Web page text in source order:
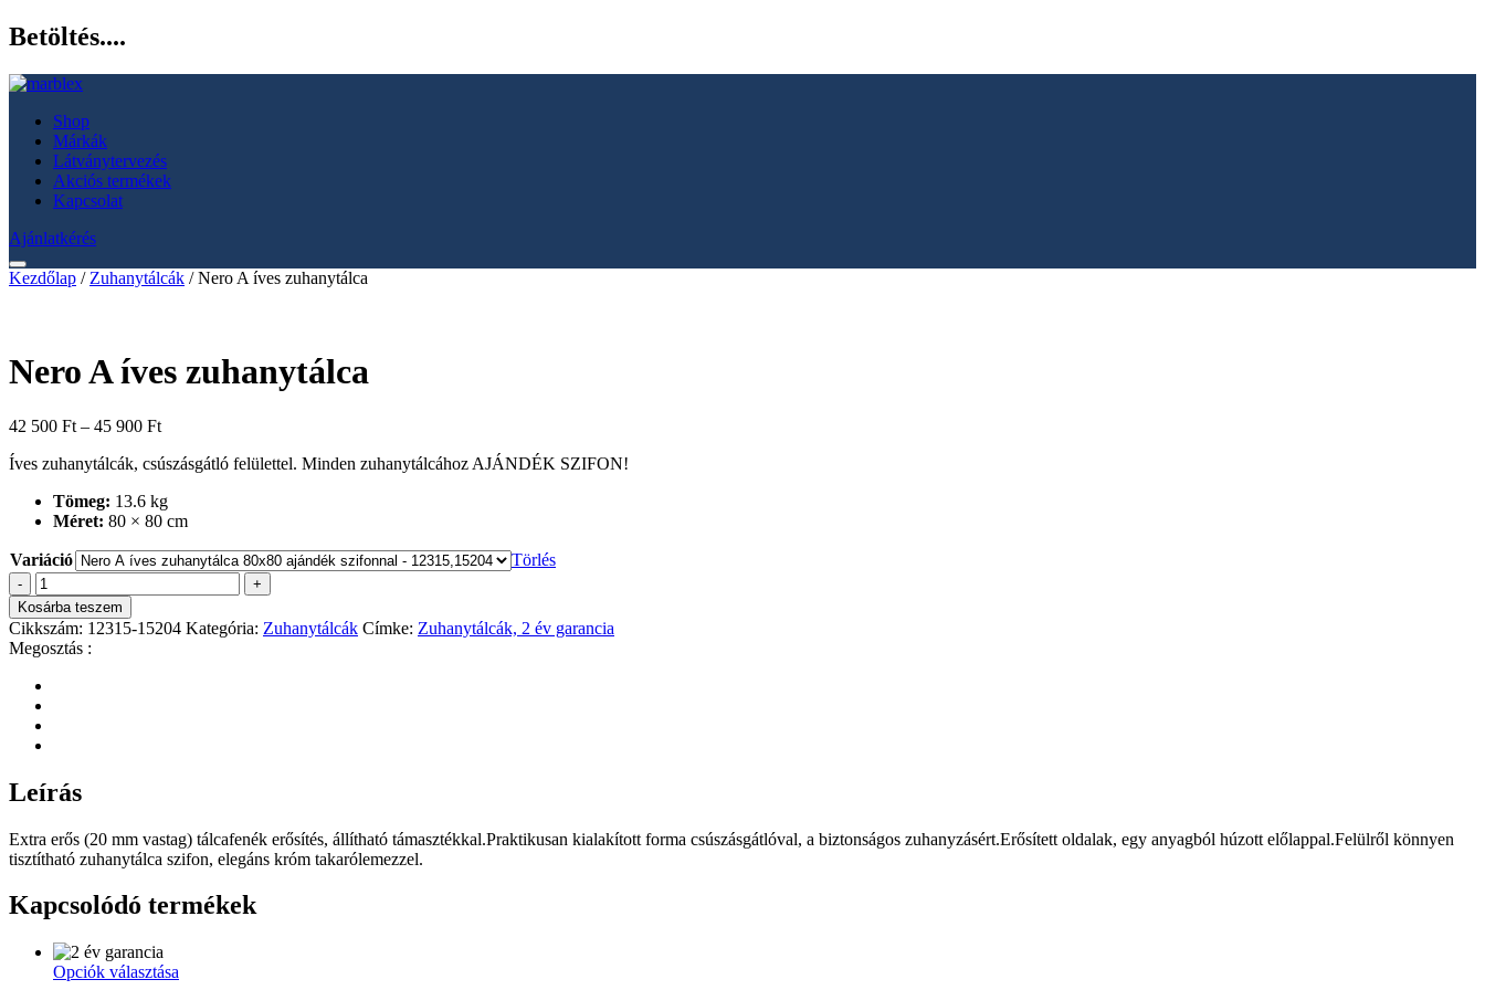
Betöltés....
Shop
Márkák
Látványtervezés
Akciós termékek
Kapcsolat
Ajánlatkérés
Kezdőlap / Zuhanytálcák / Nero A íves zuhanytálca
Nero A íves zuhanytálca
42 500 Ft – 45 900 FtÁrtartomány:
500 Ft
45
900 Ft
Íves zuhanytálcák, csúszásgátló felülettel. Minden zuhanytálcához AJÁNDÉK SZIFON!
Tömeg: 13.6 kg
Méret: 80 × 80 cm
Variáció Törlés
-
Nero
A
íves
zuhanytálca
mennyiség
+
Kosárba teszem
Cikkszám: 12315-15204 Kategória: Zuhanytálcák Címke: Zuhanytálcák, 2 év garancia
Megosztás :
Leírás
Extra erős (20 mm vastag) tálcafenék erősítés, állítható támasztékkal.Praktikusan kialakított forma csúszásgátlóval, a biztonságos zuhanyzásért.Erősített oldalak, egy anyagból húzott előlappal.Felülről könnyen
tisztítható zuhanytálca szifon, elegáns króm takarólemezzel.
Kapcsolódó termékek
Opciók választása